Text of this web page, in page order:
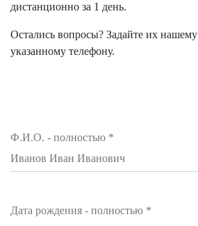
дистанционно за 1 день.
Остались вопросы? Задайте их
указанному телефону.
Ф.И.О. - полностью *
Дата рождения - полностью *